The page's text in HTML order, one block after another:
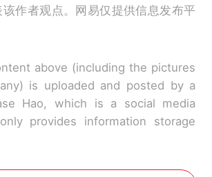
作者观点。网易仅提供信息发布平
above (including the pictures
is uploaded and posted by a
Hao, which is a social media
provides information storage